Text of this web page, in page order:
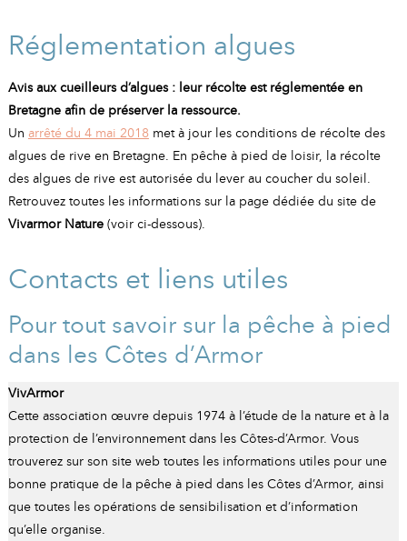
Réglementation algues
Avis aux cueilleurs d’algues : leur récolte est réglementée en
Bretagne afin de préserver la ressource.
Un arrêté du 4 mai 2018met à jour les conditions de récolte des
algues de rive en Bretagne. En pêche à pied de loisir, la récolte
des algues de rive est autorisée du lever au coucher du soleil.
Retrouvez toutes les informations sur la page dédiée du site de
Vivarmor Nature(voir ci-dessous).
Contacts et liens utiles
Pour tout savoir sur la pêche à pied
dans les Côtes d’Armor
VivArmor
Cette association œuvre depuis 1974 à l’étude de la nature et à la
protection de l’environnement dans les Côtes-d’Armor. Vous
trouverez sur son site web toutes les informations utiles pour une
bonne pratique de la pêche à pied dans les Côtes d’Armor, ainsi
que toutes les opérations de sensibilisation et d’information
qu’elle organise.